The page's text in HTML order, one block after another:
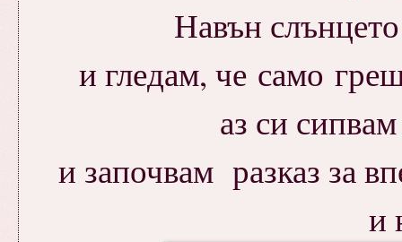
Навън
и гледам, че само
аз си
и започвам разказ за
и